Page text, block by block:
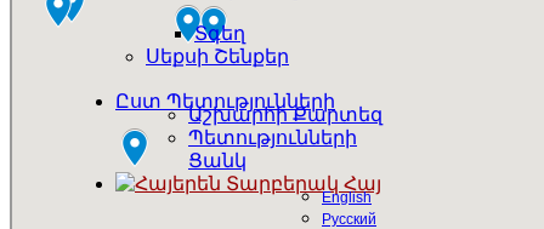
Տգեղ
Սեքսի Շենքեր
Ըստ Պետությունների
Աշխարհի Քարտեզ
Պետությունների
Ցանկ
Հայ
English
Русский